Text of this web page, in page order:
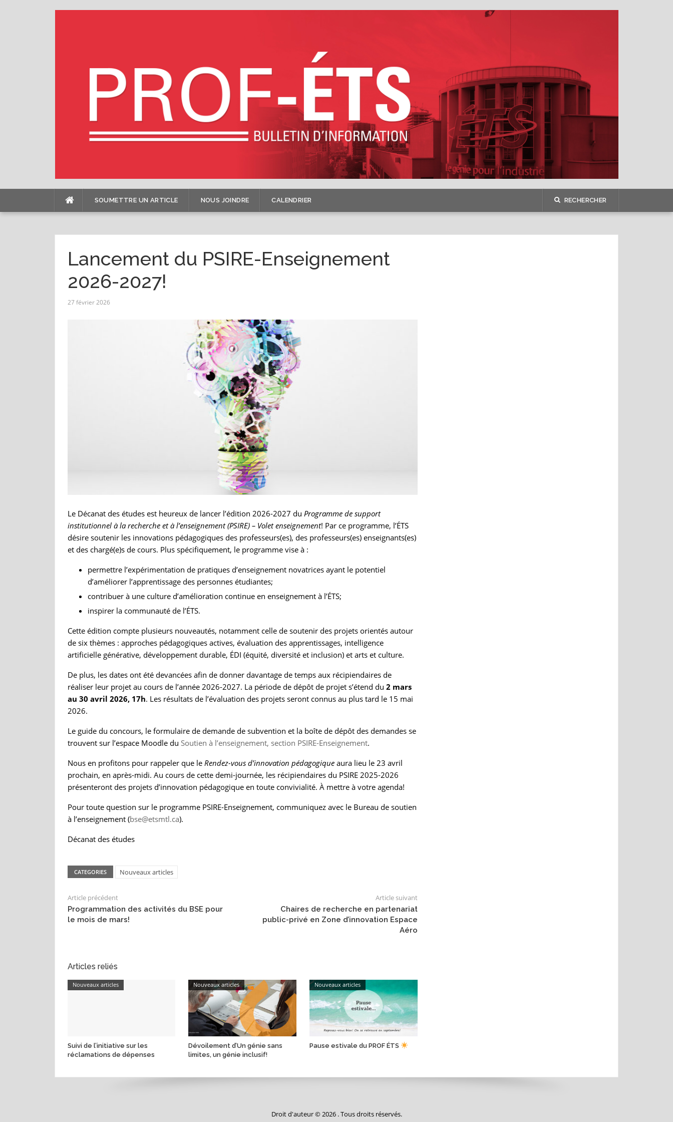
SOUMETTRE UN ARTICLE NOUS JOINDRE CALENDRIER RECHERCHER
Lancement du PSIRE-Enseignement
2026-2027!
27 février 2026
Le Décanat des études est heureux de lancer l’édition 2026-2027 du Programme de support
institutionnel à la recherche et à l’enseignement (PSIRE) – Volet enseignement! Par ce programme, l’ÉTS
désire soutenir les innovations pédagogiques des professeurs(es), des professeurs(es) enseignants(es)
et des chargé(e)s de cours. Plus spécifiquement, le programme vise à :
permettre l’expérimentation de pratiques d’enseignement novatrices ayant le potentiel
d’améliorer l’apprentissage des personnes étudiantes;
contribuer à une culture d’amélioration continue en enseignement à l’ÉTS;
inspirer la communauté de l’ÉTS.
Cette édition compte plusieurs nouveautés, notamment celle de soutenir des projets orientés autour
de six thèmes : approches pédagogiques actives, évaluation des apprentissages, intelligence
artificielle générative, développement durable, ÉDI (équité, diversité et inclusion) et arts et culture.
De plus, les dates ont été devancées afin de donner davantage de temps aux récipiendaires de
réaliser leur projet au cours de l’année 2026-2027. La période de dépôt de projet s’étend du 2 mars
au 30 avril 2026, 17h. Les résultats de l’évaluation des projets seront connus au plus tard le 15 mai
2026.
Le guide du concours, le formulaire de demande de subvention et la boîte de dépôt des demandes se
trouvent sur l’espace Moodle du Soutien à l’enseignement, section PSIRE-Enseignement.
Nous en profitons pour rappeler que le Rendez-vous d’innovation pédagogiqueaura lieu le 23 avril
prochain, en après-midi. Au cours de cette demi-journée, les récipiendaires du PSIRE 2025-2026
présenteront des projets d’innovation pédagogique en toute convivialité. À mettre à votre agenda!
Pour toute question sur le programme PSIRE-Enseignement, communiquez avec le Bureau de soutien
à l’enseignement (bse@etsmtl.ca).
Décanat des études
CATEGORIES Nouveaux articles
Article précédent
Programmation des activités du BSE pour
le mois de mars!
Article suivant
Chaires de recherche en partenariat
public-privé en Zone d’innovation Espace
Aéro
Articles reliés
Nouveaux articles
Suivi de l’initiative sur les
réclamations de dépenses
Nouveaux articles
Dévoilement d’Un génie sans
limites, un génie inclusif!
Nouveaux articles
Pause estivale du PROF ÉTS
Droit d'auteur © 2026 . Tous droits réservés.